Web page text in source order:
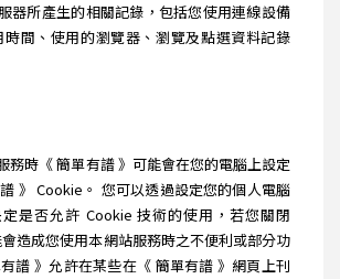
器所產生的相關記錄，包括您使用連線設備
時間、使用的瀏覽器、瀏覽及點選資料記錄
務時《 簡單有譜 》可能會在您的電腦上設定
》 Cookie。 您可以透過設定您的個人電腦
是否允許 Cookie 技術的使用，若您關閉
造成您使用本網站服務時之不便利或部分功
譜 》允許在某些在《 簡單有譜 》網頁上刊